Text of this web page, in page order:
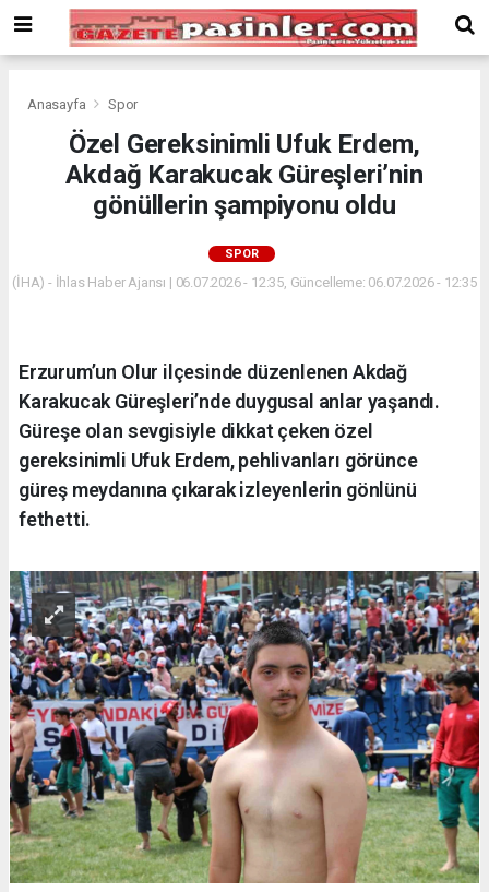
Bonusu
Veren
deneme
Yeni
Anasayfa Spor
Özel Gereksinimli Ufuk Erdem,
Akdağ Karakucak Güreşleri’nin
gönüllerin şampiyonu oldu
SPOR
(İHA) - İhlas Haber Ajansı | 06.07.2026 - 12:35, Güncelleme: 06.07.2026 - 12:35
Erzurum’un Olur ilçesinde düzenlenen Akdağ
Karakucak Güreşleri’nde duygusal anlar yaşandı.
Güreşe olan sevgisiyle dikkat çeken özel
gereksinimli Ufuk Erdem, pehlivanları görünce
güreş meydanına çıkarak izleyenlerin gönlünü
fethetti.